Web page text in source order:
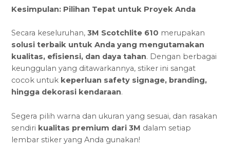
Kesimpulan: Pilihan Tepat untuk Proyek Anda
Secara keseluruhan,3M Scotchlite 610 merupakan
solusi terbaik untuk Anda yang mengutamakan
kualitas, efisiensi, dan daya tahan. Dengan berbagai
keunggulan yang ditawarkannya, stiker ini sangat
cocok untuk keperluan safety signage, branding,
hingga dekorasi kendaraan.
Segera pilih warna dan ukuran yang sesuai, dan rasakan
sendiri kualitas premium dari 3M dalam setiap
lembar stiker yang Anda gunakan!